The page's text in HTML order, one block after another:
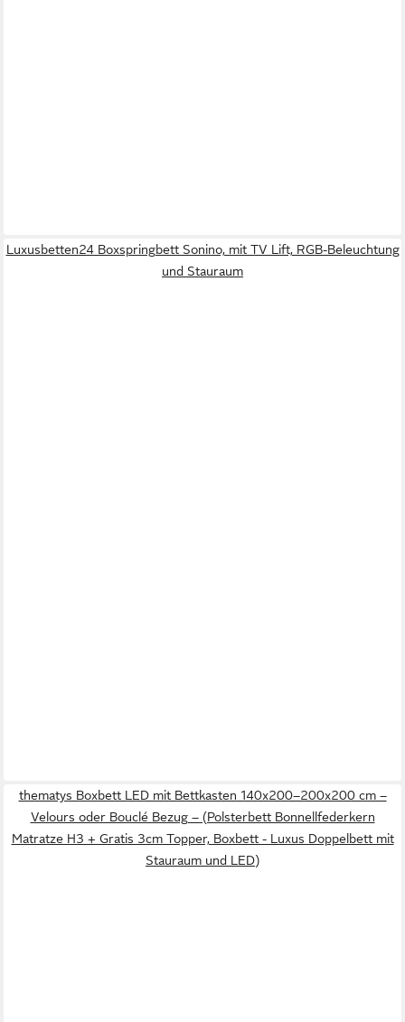
Luxusbetten24 Boxspringbett Sonino, mit TV Lift, RGB-Beleuchtung
und Stauraum
thematys Boxbett LED mit Bettkasten 140x200–200x200 cm –
Velours oder Bouclé Bezug – (Polsterbett Bonnellfederkern
Matratze H3 + Gratis 3cm Topper, Boxbett - Luxus Doppelbett mit
Stauraum und LED)